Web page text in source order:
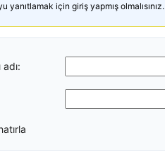
yanıtlamak için giriş yapmış olmalısınız.
adı: